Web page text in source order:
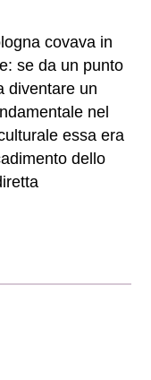
covava in
se da un punto
diventare un
nel
essa era
dello